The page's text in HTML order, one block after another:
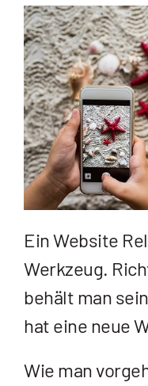
Ein Website
Werkzeug.
behält man
hat eine neue
Wie man